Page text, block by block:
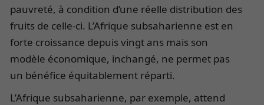
pauvreté, à condition d’une réelle distribution des
fruits de celle-ci. L’Afrique subsaharienne est en
forte croissance depuis vingt ans mais son
modèle économique, inchangé, ne permet pas
un bénéfice équitablement réparti.
L’Afrique subsaharienne, par exemple, attend